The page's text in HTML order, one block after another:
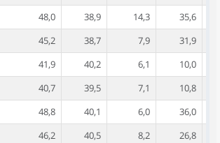
48,0 38,9 14,3
35,6
45,2 38,7 7,9
31,9
41,9 40,2 6,1
10,0
40,7 39,5 7,1
10,8
48,8 40,1 6,0
36,0
46,2 40,5 8,2
26,8